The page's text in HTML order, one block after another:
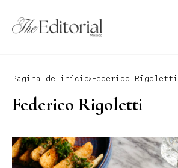
Pagina de inicio Federico Rigoletti
Federico Rigoletti